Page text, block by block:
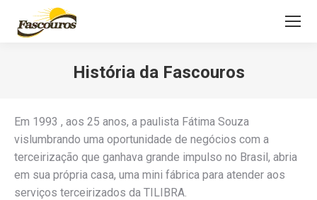
História da Fascouros
Em 1993 , aos 25 anos, a paulista Fátima Souza
vislumbrando uma oportunidade de negócios com a
terceirização que ganhava grande impulso no Brasil, abria
em sua própria casa, uma mini fábrica para atender aos
serviços terceirizados da TILIBRA.